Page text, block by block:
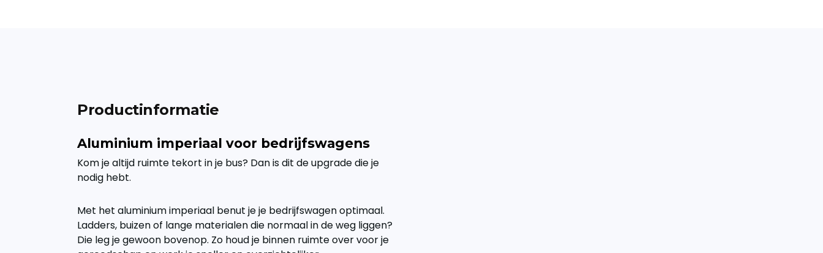
Productinformatie
Aluminium imperiaal voor bedrijfswagens
Kom je altijd ruimte tekort in je bus? Dan is dit de upgrade die je
nodig hebt.
Met het aluminium imperiaal benut je je bedrijfswagen optimaal.
Ladders, buizen of lange materialen die normaal in de weg liggen?
Die leg je gewoon bovenop. Zo houd je binnen ruimte over voor je